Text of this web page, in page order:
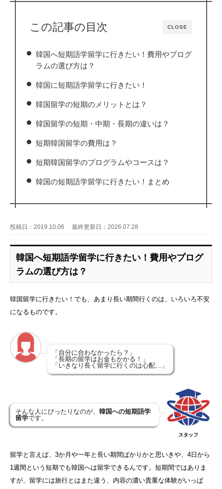
CLOSE
この記事の目次
韓国へ短期語学留学に行きたい！費用やプログ
ラムの選び方は？
韓国に短期語学留学に行きたい！
韓国留学の短期のメリットとは？
韓国留学の短期・中期・長期の違いは？
短期韓国留学の費用は？
短期韓国留学のプログラムやコースは？
韓国の短期語学留学に行きたい！まとめ
投稿日：2019.10.06 最終更新日：2026.07.28
韓国へ短期語学留学に行きたい！費用やプログ
ラムの選び方は？
韓国留学に行きたい！でも、あまり長い期間行くのは、いろいろ不安
になるものです。
「自分に合わなかったら？」
「長期の留学はお金もかかる！」
「いきなり長く留学に行くのは心配…」
そんな人にぴったりなのが、 韓国への短期語学
留学です。
スタッフ
留学と言えば、3か月や一年と長い期間ばかりかと思いきや、4日から
1週間という短期でも韓国へは留学できるんです。短期間ではありま
すが、留学には旅行とはまた違う、内容の濃い貴重な体験がいっぱ